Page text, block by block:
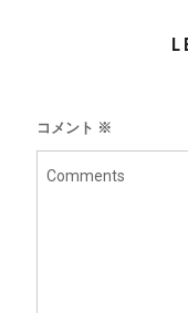
コメント ※